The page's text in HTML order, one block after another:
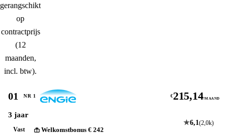
gerangschikt
op
contractprijs
(12
maanden,
incl. btw).
01 NR 1
3 jaar
Vast Welkomstbonus € 242
★6,1(2,0k)
€215,14/MAAND